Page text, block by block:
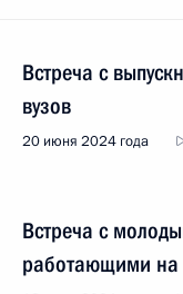
Встреча с
вузов
20 июня 2024 года
Встреча с
работающими на